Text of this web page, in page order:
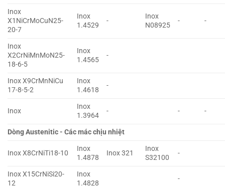
Inox
X1NiCrMoCuN25-
20-7
Inox
1.4529
-
Inox
N08925
- -
Inox
X2CrNiMnMoN25-
18-6-5
Inox
1.4565
-
Inox X9CrMnNiCu
17-8-5-2
Inox
1.4618
-
Inox
Inox
1.3964
- - -
Dòng Austenitic - Các mác chịu nhiệt
Inox X8CrNiTi18-10
Inox
1.4878
Inox 321
Inox
S32100
-
Inox X15CrNiSi20-
12
Inox
1.4828
-